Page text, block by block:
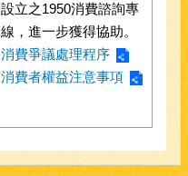
設立之1950消費諮詢專
線，進一步獲得協助。
消費爭議處理程序
消費者權益注意事項